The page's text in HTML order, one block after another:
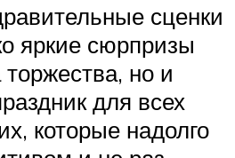
сценки
яркие сюрпризы
но и
для всех
которые надолго